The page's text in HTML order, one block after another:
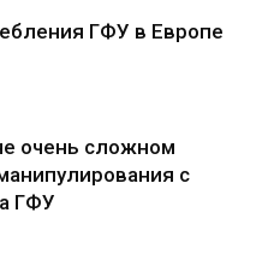
ГФУ в Европе
очень сложном
с
ГФУ